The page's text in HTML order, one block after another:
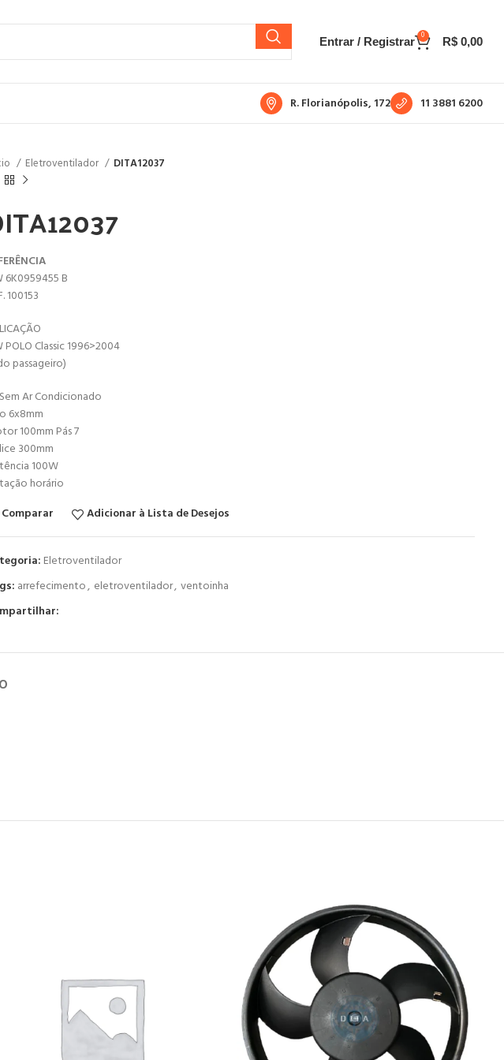
Entrar / Registrar 0 R$ 0,00
R. Florianópolis, 172 11 3881 6200
Eletroventilador DITA12037
6K0959455 B
100153
POLO Classic 1996>2004
passageiro)
Ar Condicionado
6x8mm
100mm Pás 7
300mm
100W
horário
Comparar
Adicionar à Lista de Desejos
Eletroventilador
arrefecimento, eletroventilador, ventoinha